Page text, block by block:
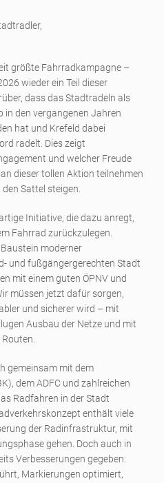
größte Fahrradkampagne –
wieder ein Teil dieser
dass das Stadtradeln als
den vergangenen Jahren
hat und Krefeld dabei
radelt. Dies zeigt
und welcher Freude
dieser tollen Aktion teilnehmen
Sattel steigen.
Initiative, die dazu anregt,
Fahrrad zurückzulegen.
moderner
und fußgängergerechten Stadt
mit einem guten ÖPNV und
müssen jetzt dafür sorgen,
und sicherer wird – mit
Ausbau der Netze und mit
gemeinsam mit dem
dem ADFC und zahlreichen
Radfahren in der Stadt
enthält viele
der Radinfrastruktur, mit
gehen. Doch auch in
Verbesserungen gegeben:
Markierungen optimiert,